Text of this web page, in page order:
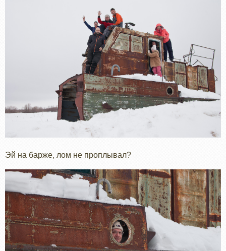
Эй на барже, лом не проплывал?